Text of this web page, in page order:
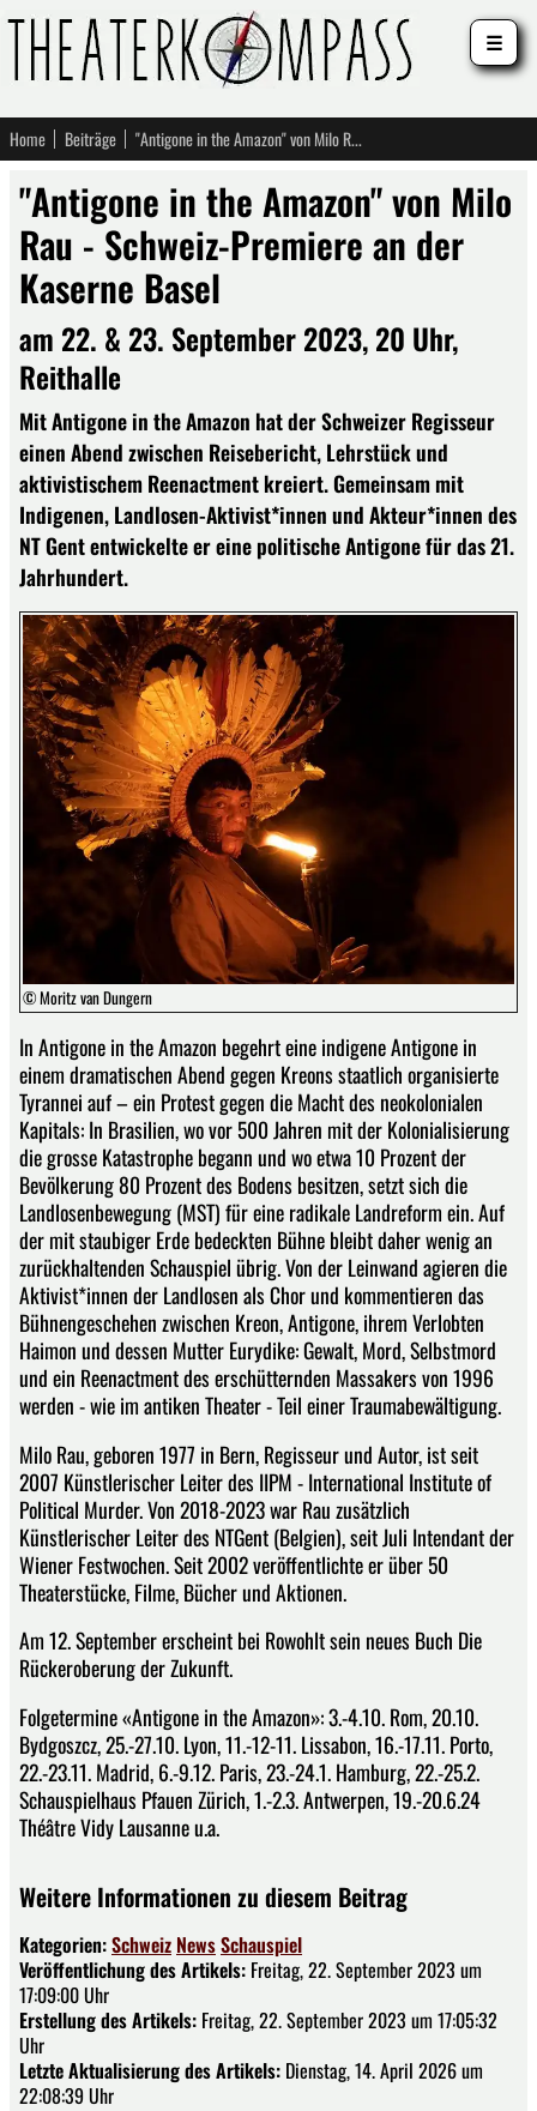
Home Beiträge "Antigone in the Amazon" von Milo Rau - Schweiz-Premiere an der Kaserne Basel
"Antigone in the Amazon" von Milo
Rau - Schweiz-Premiere an der
Kaserne Basel
am 22. & 23. September 2023, 20 Uhr,
Reithalle
Mit Antigone in the Amazon hat der Schweizer Regisseur
einen Abend zwischen Reisebericht, Lehrstück und
aktivistischem Reenactment kreiert. Gemeinsam mit
Indigenen, Landlosen-Aktivist*innen und Akteur*innen des
NT Gent entwickelte er eine politische Antigone für das 21.
Jahrhundert.
© Moritz van Dungern
In Antigone in the Amazon begehrt eine indigene Antigone in
einem dramatischen Abend gegen Kreons staatlich organisierte
Tyrannei auf – ein Protest gegen die Macht des neokolonialen
Kapitals: In Brasilien, wo vor 500 Jahren mit der Kolonialisierung
die grosse Katastrophe begann und wo etwa 10 Prozent der
Bevölkerung 80 Prozent des Bodens besitzen, setzt sich die
Landlosenbewegung (MST) für eine radikale Landreform ein. Auf
der mit staubiger Erde bedeckten Bühne bleibt daher wenig an
zurückhaltenden Schauspiel übrig. Von der Leinwand agieren die
Aktivist*innen der Landlosen als Chor und kommentieren das
Bühnengeschehen zwischen Kreon, Antigone, ihrem Verlobten
Haimon und dessen Mutter Eurydike: Gewalt, Mord, Selbstmord
und ein Reenactment des erschütternden Massakers von 1996
werden - wie im antiken Theater - Teil einer Traumabewältigung.
Milo Rau, geboren 1977 in Bern, Regisseur und Autor, ist seit
2007 Künstlerischer Leiter des IIPM - International Institute of
Political Murder. Von 2018-2023 war Rau zusätzlich
Künstlerischer Leiter des NTGent (Belgien), seit Juli Intendant der
Wiener Festwochen. Seit 2002 veröffentlichte er über 50
Theaterstücke, Filme, Bücher und Aktionen.
Am 12. September erscheint bei Rowohlt sein neues Buch Die
Rückeroberung der Zukunft.
Folgetermine «Antigone in the Amazon»: 3.-4.10. Rom, 20.10.
Bydgoszcz, 25.-27.10. Lyon, 11.-12-11. Lissabon, 16.-17.11. Porto,
22.-23.11. Madrid, 6.-9.12. Paris, 23.-24.1. Hamburg, 22.-25.2.
Schauspielhaus Pfauen Zürich, 1.-2.3. Antwerpen, 19.-20.6.24
Théâtre Vidy Lausanne u.a.
Weitere Informationen zu diesem Beitrag
Kategorien:Schweiz NewsSchauspiel
Veröffentlichung des Artikels: Freitag, 22. September 2023 um
17:09:00 Uhr
Erstellung des Artikels: Freitag, 22. September 2023 um 17:05:32
Uhr
Letzte Aktualisierung des Artikels: Dienstag, 14. April 2026 um
22:08:39 Uhr
☰